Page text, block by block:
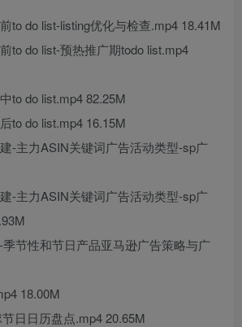
to do list-listing优化与检查.mp4 18.41M
to do list-预热推广期todo list.mp4
to do list.mp4 82.25M
to do list.mp4 16.15M
-主力ASIN关键词广告活动类型-sp广
-主力ASIN关键词广告活动类型-sp广
节性和节日产品亚马逊广告策略与广
18.00M
日日历盘点.mp4 20.65M